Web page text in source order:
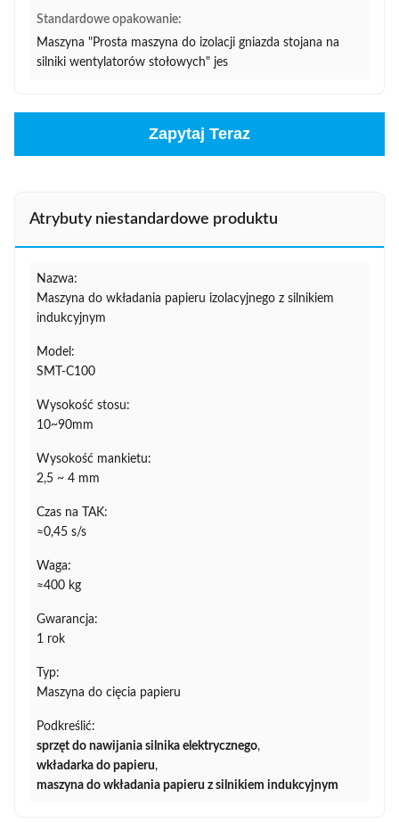
Standardowe opakowanie:
Maszyna "Prosta maszyna do izolacji gniazda stojana na
silniki wentylatorów stołowych" jes
Zapytaj Teraz
Atrybuty niestandardowe produktu
Nazwa:
Maszyna do wkładania papieru izolacyjnego z silnikiem
indukcyjnym
Model:
SMT-C100
Wysokość stosu:
10~90mm
Wysokość mankietu:
2,5 ~ 4 mm
Czas na TAK:
≈0,45 s/s
Waga:
≈400 kg
Gwarancja:
1 rok
Typ:
Maszyna do cięcia papieru
Podkreślić:
sprzęt do nawijania silnika elektrycznego,
wkładarka do papieru,
maszyna do wkładania papieru z silnikiem indukcyjnym